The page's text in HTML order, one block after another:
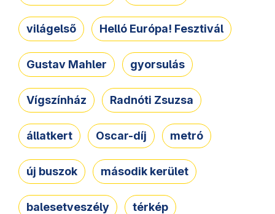
világelső Helló Európa! Fesztivál
Gustav Mahler gyorsulás
Vígszínház Radnóti Zsuzsa
állatkert Oscar-díj metró
új buszok második kerület
balesetveszély térkép